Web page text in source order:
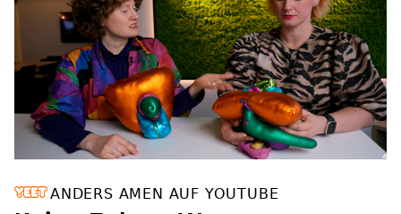
ANDERS AMEN AUF YOUTUBE